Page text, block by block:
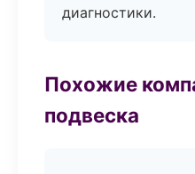
диагностики.
Похожие
подвеска